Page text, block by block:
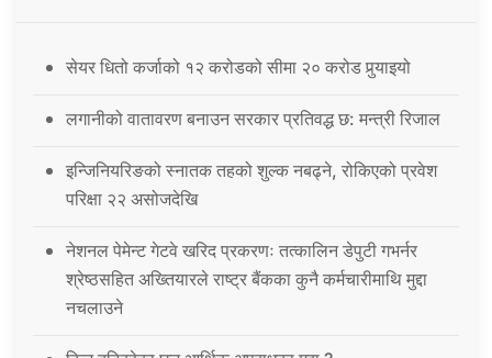
सेयर धितो कर्जाको १२ करोडको सीमा २० करोड पुर्‍याइयो
लगानीको वातावरण बनाउन सरकार प्रतिवद्ध छ: मन्त्री रिजाल
इन्जिनियरिङको स्नातक तहको शुल्क नबढ्ने, रोकिएको प्रवेश
परिक्षा २२ असोजदेखि
नेशनल पेमेन्ट गेटवे खरिद प्रकरणः तत्कालिन डेपुटी गभर्नर
श्रेष्ठसहित अख्तियारले राष्ट्र बैंकका कुनै कर्मचारीमाथि मुद्दा
नचलाउने